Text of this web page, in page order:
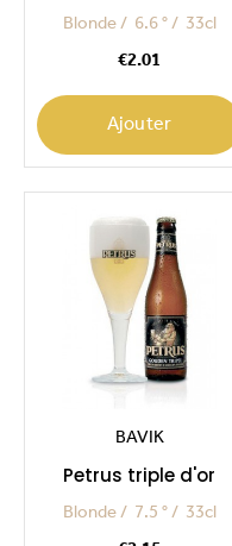
Blonde 6.6 ° 33cl
€2.01
Ajouter
BAVIK
Petrus triple d'or
Blonde 7.5 ° 33cl